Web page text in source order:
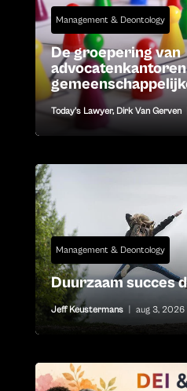
Management & Deontology
De groepering van
Today's Lawyer, Dirk Van Gerven
Management & Deontology
Duurzaam succes
Jeff Keustermans aug 3, 2026